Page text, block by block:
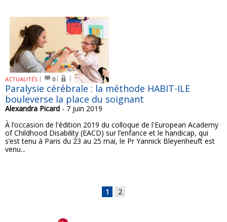
ACTUALITÉS 0
Paralysie cérébrale : la méthode HABIT-ILE
bouleverse la place du soignant
Alexandra Picard - 7 juin 2019
À l’occasion de l'édition 2019 du colloque de l'European Academy
of Childhood Disability (EACD) sur l’enfance et le handicap, qui
s’est tenu à Paris du 23 au 25 mai, le Pr Yannick Bleyenheuft est
venu...
1 2